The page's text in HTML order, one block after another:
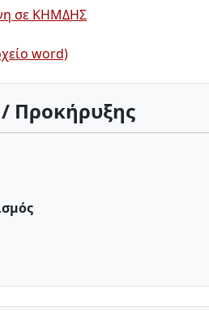
σε ΚΗΜΔΗΣ
word)
/ Προκήρυξης